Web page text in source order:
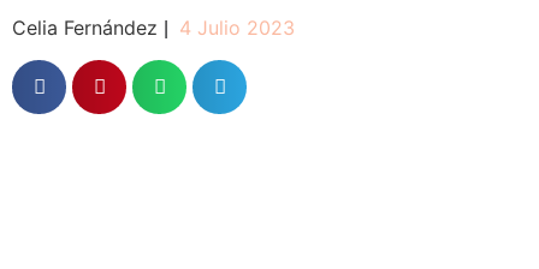
Celia Fernández 4 Julio 2023